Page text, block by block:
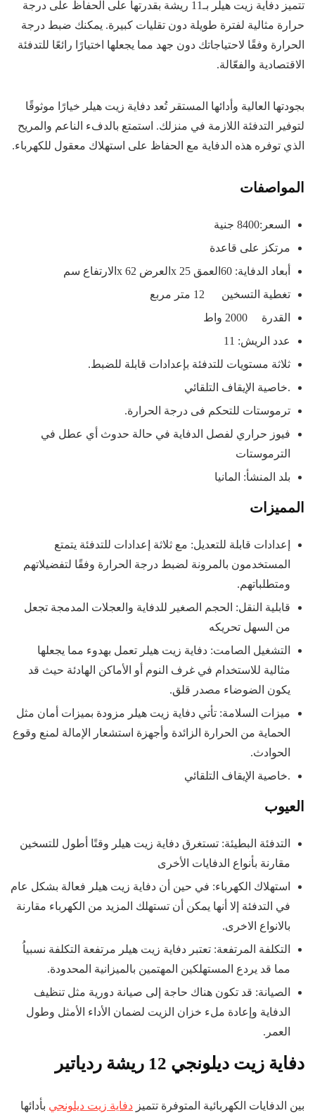
تتميز دفاية زيت هيلر بـ11 ريشة بقدرتها على الحفاظ على درجة
حرارة مثالية لفترة طويلة دون تقليات كبيرة. يمكنك ضبط درجة
الحرارة وفقًا لاحتياجاتك دون جهد مما يجعلها اختيارًا رائعًا للتدفئة
الاقتصادية والفعّالة.
بجودتها العالية وأدائها المستقر تُعد دفاية زيت هيلر خيارًا موثوقًا
لتوفير التدفئة اللازمة في منزلك. استمتع بالدفء الناعم والمريح
الذي توفره هذه الدفاية مع الحفاظ على استهلاك معقول للكهرباء.
المواصفات
السعر:8400 جنية
مرتكز على قاعدة
أبعاد الدفاية: 60العمق x 25العرض x 62الارتفاع سم
تغطية التسخين 12 متر مربع
القدرة 2000 واط
عدد الريش: 11
ثلاثة مستويات للتدفئة بإعدادات قابلة للضبط.
.خاصية الإيقاف التلقائي
ترموستات للتحكم فى درجة الحرارة.
فيوز حراري لفصل الدفاية في حالة حدوث أي عطل في
الترموستات
بلد المنشأ: المانيا
المميزات
إعدادات قابلة للتعديل: مع ثلاثة إعدادات للتدفئة يتمتع
المستخدمون بالمرونة لضبط درجة الحرارة وفقًا لتفضيلاتهم
ومتطلباتهم.
قابلية النقل: الحجم الصغير للدفاية والعجلات المدمجة تجعل
من السهل تحريكه
التشغيل الصامت: دفاية زيت هيلر تعمل بهدوء مما يجعلها
مثالية للاستخدام في غرف النوم أو الأماكن الهادئة حيث قد
يكون الضوضاء مصدر قلق.
ميزات السلامة: تأتي دفاية زيت هيلر مزودة بميزات أمان مثل
الحماية من الحرارة الزائدة وأجهزة استشعار الإمالة لمنع وقوع
الحوادث.
.خاصية الإيقاف التلقائي
العيوب
التدفئة البطيئة: تستغرق دفاية زيت هيلر وقتًا أطول للتسخين
مقارنة بأنواع الدفايات الأخرى
استهلاك الكهرباء: في حين أن دفاية زيت هيلر فعالة بشكل عام
في التدفئة إلا أنها يمكن أن تستهلك المزيد من الكهرباء مقارنة
بالانواع الاخرى.
التكلفة المرتفعة: تعتبر دفاية زيت هيلر مرتفعة التكلفة نسبياُ
مما قد يردع المستهلكين المهتمين بالميزانية المحدودة.
الصيانة: قد تكون هناك حاجة إلى صيانة دورية مثل تنظيف
الدفاية وإعادة ملء خزان الزيت لضمان الأداء الأمثل وطول
العمر.
دفاية زيت ديلونجي 12 ريشة ردياتير
بين الدفايات الكهربائية المتوفرة تتميز دفاية زيت ديلونجي بأدائها